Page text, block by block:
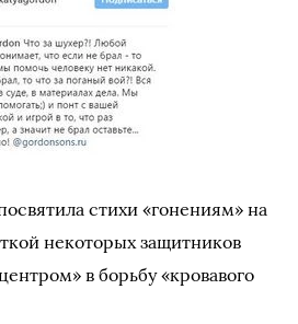
стихи «гонениям» на
некоторых защитников
в борьбу «кровавого